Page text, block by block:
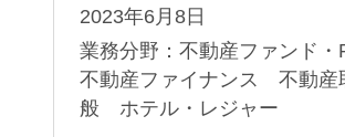
2023年6月8日
業務分野：不動産ファンド
不動産ファイナンス 不動産
般 ホテル・レジャー